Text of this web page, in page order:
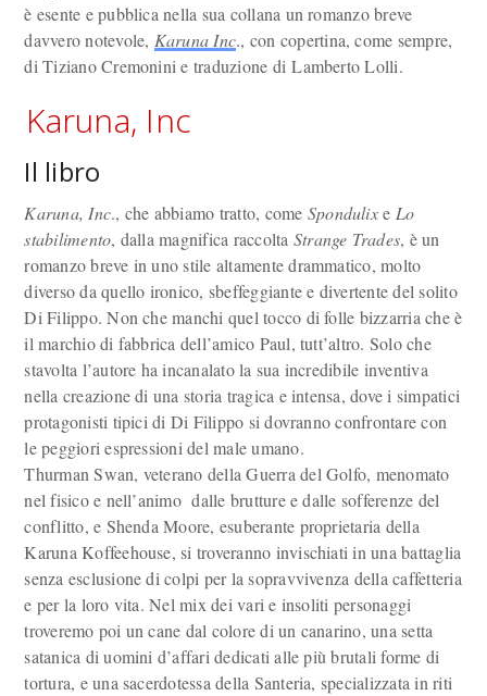
è esente e pubblica nella sua collana un romanzo breve
davvero notevole, Karuna Inc., con copertina, come sempre,
di Tiziano Cremonini e traduzione di Lamberto Lolli.
Karuna, Inc
Il libro
Karuna, Inc., che abbiamo tratto, come Spondulixe Lo
stabilimento, dalla magnifica raccolta Strange Trades, è un
romanzo breve in uno stile altamente drammatico, molto
diverso da quello ironico, sbeffeggiante e divertente del solito
Di Filippo. Non che manchi quel tocco di folle bizzarria che è
il marchio di fabbrica dell’amico Paul, tutt’altro. Solo che
stavolta l’autore ha incanalato la sua incredibile inventiva
nella creazione di una storia tragica e intensa, dove i simpatici
protagonisti tipici di Di Filippo si dovranno confrontare con
le peggiori espressioni del male umano.
Thurman Swan, veterano della Guerra del Golfo, menomato
nel fisico e nell’animo dalle brutture e dalle sofferenze del
conflitto, e Shenda Moore, esuberante proprietaria della
Karuna Koffeehouse, si troveranno invischiati in una battaglia
senza esclusione di colpi per la sopravvivenza della caffetteria
e per la loro vita. Nel mix dei vari e insoliti personaggi
troveremo poi un cane dal colore di un canarino, una setta
satanica di uomini d’affari dedicati alle più brutali forme di
tortura, e una sacerdotessa della Santeria, specializzata in riti